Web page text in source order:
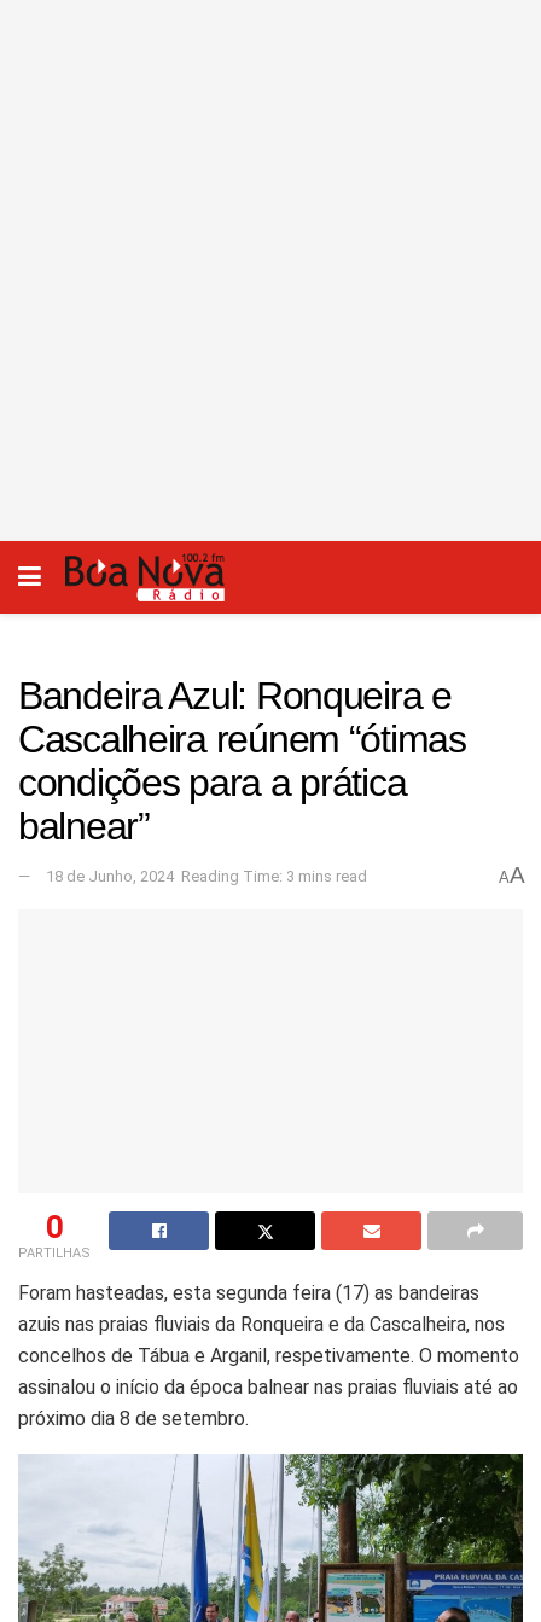
Bandeira Azul: Ronqueira e
Cascalheira reúnem “ótimas
condições para a prática
balnear”
18 de Junho, 2024 Reading Time: 3 mins read AA
0
PARTILHAS
Foram hasteadas, esta segunda feira (17) as bandeiras
azuis nas praias fluviais da Ronqueira e da Cascalheira, nos
concelhos de Tábua e Arganil, respetivamente. O momento
assinalou o início da época balnear nas praias fluviais até ao
próximo dia 8 de setembro.